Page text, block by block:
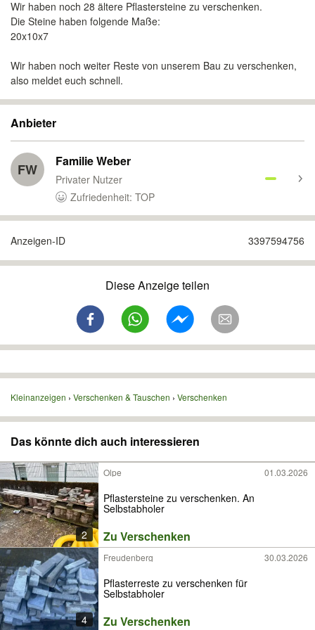
Wir haben noch 28 ältere Pflastersteine zu verschenken.
Die Steine haben folgende Maße:
20x10x7
Wir haben noch weiter Reste von unserem Bau zu verschenken,
also meldet euch schnell.
Anbieter
FW Familie Weber
Privater Nutzer
Zufriedenheit: TOP
Anzeigen-ID 3397594756
Diese Anzeige teilen
Kleinanzeigen Verschenken & Tauschen Verschenken
Das könnte dich auch interessieren
2
Olpe 01.03.2026
Pflastersteine zu verschenken. An
Selbstabholer
Zu Verschenken
4
Freudenberg 30.03.2026
Pflasterreste zu verschenken für
Selbstabholer
Zu Verschenken